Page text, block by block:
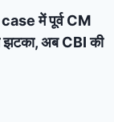
में पूर्व CM
झटका, अब CBI की